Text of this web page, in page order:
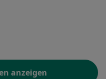
anzeigen